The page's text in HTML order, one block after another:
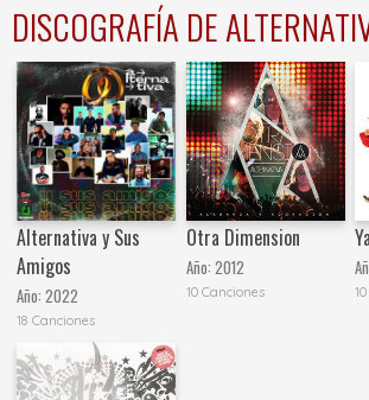
DISCOGRAFÍA DE
Alternativa y Sus
Amigos
Año:2022
18 Canciones
Otra Dimension
Año: 2012
10 Canciones